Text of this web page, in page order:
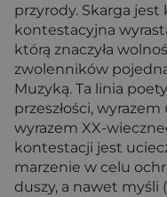
przyrody. Skarga
kontestacyjna
którą znaczyła
zwolenników
Muzyką. Ta linia
przeszłości,
wyrazem XX-
kontestacji jest
marzenie w celu
duszy, a nawet myśli